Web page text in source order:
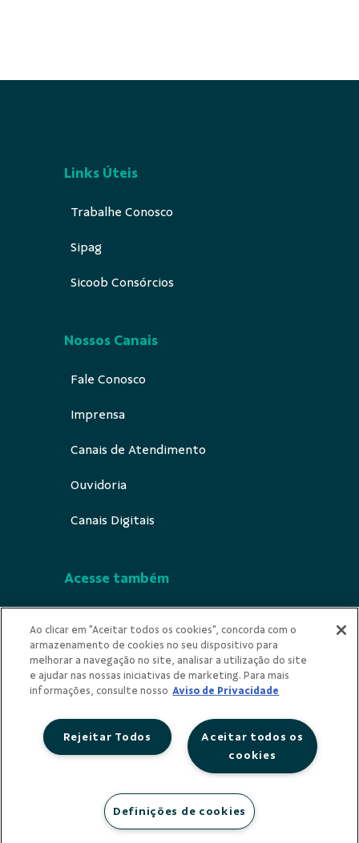
Links Úteis
Trabalhe Conosco
Sipag
Sicoob Consórcios
Nossos Canais
Fale Conosco
Imprensa
Canais de Atendimento
Ouvidoria
Canais Digitais
Acesse também
Indícios de Ilicitude
Privacidade
Ao clicar em "Aceitar todos os cookies", concorda com o
armazenamento de cookies no seu dispositivo para
melhorar a navegação no site, analisar a utilização do site
e ajudar nas nossas iniciativas de marketing. Para mais
informações, consulte nosso Aviso de Privacidade
Aceitar todos os
cookies
Rejeitar Todos
Definições de cookies